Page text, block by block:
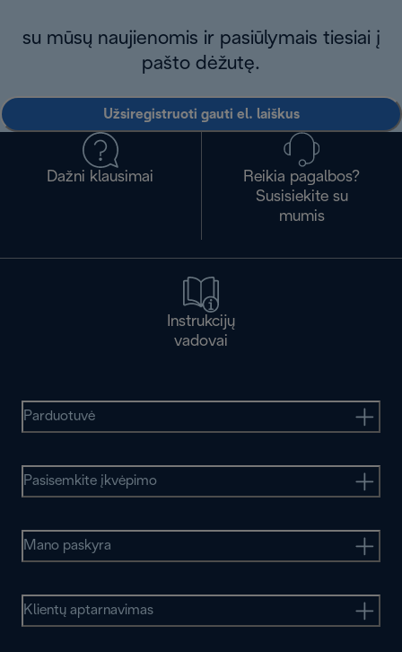
su mūsų naujienomis ir pasiūlymais tiesiai į
pašto dėžutę.
Užsiregistruoti gauti el. laiškus
Dažni klausimai
Reikia pagalbos?
Susisiekite su
mumis
Instrukcijų
vadovai
Parduotuvė
Pasisemkite įkvėpimo
Mano paskyra
Klientų aptarnavimas